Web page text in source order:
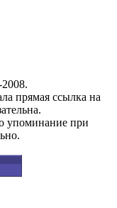
прямая ссылка на
упоминание при